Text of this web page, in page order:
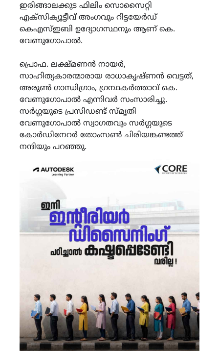
ഇരിങ്ങാലക്കുട ഫിലിം സൊസൈറ്റി
എക്സിക്യൂട്ടീവ് അംഗവും റിട്ടയേർഡ്
കെഎസ്ഇബി ഉദ്യോഗസ്ഥനും ആണ് കെ.
വേണുഗോപാൽ.
പ്രൊഫ. ലക്ഷ്മണൻ നായർ,
സാഹിത്യകാരന്മാരായ രാധാകൃഷ്ണൻ വെട്ടത്,
അരുൺ ഗാന്ധിഗ്രാം, ഗ്രന്ഥകർത്താവ് കെ.
വേണുഗോപാൽ എന്നിവർ സംസാരിച്ചു.
സർഗ്ഗയുടെ പ്രസിഡണ്ട് സ്മൃതി
വേണുഗോപാൽ സ്വാഗതവും സർഗ്ഗയുടെ
കോർഡിനേറർ തോംസൺ ചിരിയങ്കണ്ടത്ത്
നന്ദിയും പറഞ്ഞു.